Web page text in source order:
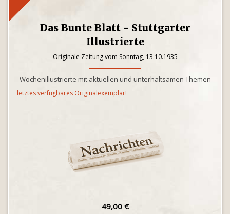
Das Bunte Blatt - Stuttgarter
Illustrierte
Originale Zeitung vom Sonntag, 13.10.1935
Wochenillustrierte mit aktuellen und unterhaltsamen Themen
letztes verfügbares Originalexemplar!
49,00 €